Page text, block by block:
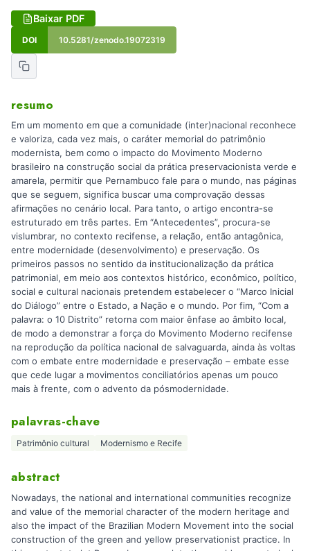
Baixar PDF
DOI 10.5281/zenodo.19072319
resumo
Em um momento em que a comunidade (inter)nacional reconhece
e valoriza, cada vez mais, o caráter memorial do patrimônio
modernista, bem como o impacto do Movimento Moderno
brasileiro na construção social da prática preservacionista verde e
amarela, permitir que Pernambuco fale para o mundo, nas páginas
que se seguem, significa buscar uma comprovação dessas
afirmações no cenário local. Para tanto, o artigo encontra-se
estruturado em três partes. Em “Antecedentes”, procura-se
vislumbrar, no contexto recifense, a relação, então antagônica,
entre modernidade (desenvolvimento) e preservação. Os
primeiros passos no sentido da institucionalização da prática
patrimonial, em meio aos contextos histórico, econômico, político,
social e cultural nacionais pretendem estabelecer o “Marco Inicial
do Diálogo” entre o Estado, a Nação e o mundo. Por fim, “Com a
palavra: o 10 Distrito” retorna com maior ênfase ao âmbito local,
de modo a demonstrar a força do Movimento Moderno recifense
na reprodução da política nacional de salvaguarda, ainda às voltas
com o embate entre modernidade e preservação – embate esse
que cede lugar a movimentos conciliatórios apenas um pouco
mais à frente, com o advento da pósmodernidade.
palavras-chave
Patrimônio cultural Modernismo e Recife
abstract
Nowadays, the national and international communities recognize
and value of the memorial character of the modern heritage and
also the impact of the Brazilian Modern Movement into the social
construction of the green and yellow preservationist practice. In